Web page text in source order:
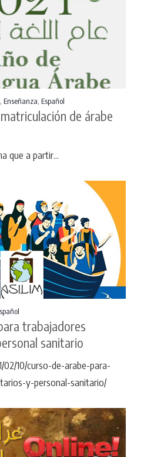
Enseñanza Español
de árabe
que a partir...
trabajadores
sanitario
02/10/curso-de-arabe-para-
y-personal-sanitario/